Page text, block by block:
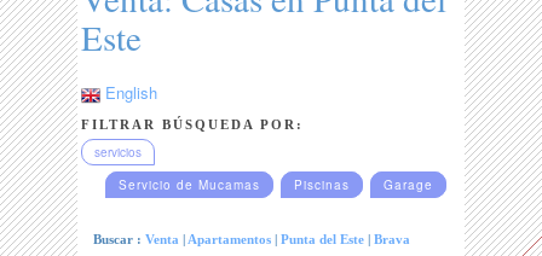
Este
English
FILTRAR BÚSQUEDA POR:
servicios
Servicio de Mucamas
Piscinas Garage
Buscar :Venta |Apartamentos |Punta del Este |Brava